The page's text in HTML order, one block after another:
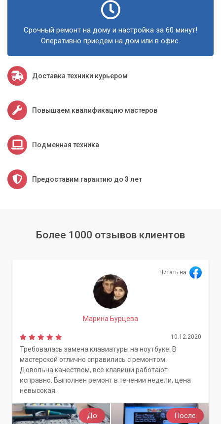
Срочный ремонт на дому и настройка за 60 минут!
Оперативно приедем на дом или в офис.
Доставка техники курьером
Повышаем квалификацию мастеров
Подменная техника
Предоставим гарантию до 3 лет
Более 1000 отзывов клиентов
До После
Читать на
Марина Бурцева
10.12.2020
Требовалась замена клавиатуры на ноутбуке. В
мастерской отлично справились с ремонтом.
Довольна качеством, все клавиши работают
исправно. Выполнен ремонт в течении недели, цена
невысокая.